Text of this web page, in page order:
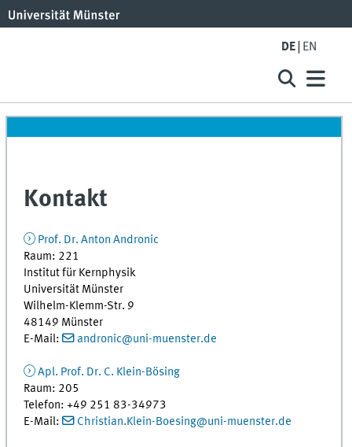
DE EN
Kontakt
Prof. Dr. Anton Andronic
Raum: 221
Institut für Kernphysik
Universität Münster
Wilhelm-Klemm-Str. 9
48149 Münster
E-Mail:
andronic@uni-muenster.de
Apl. Prof. Dr. C. Klein-Bösing
Raum: 205
Telefon: +49 251 83-34973
E-Mail:
Christian.Klein-Boesing@uni-muenster.de